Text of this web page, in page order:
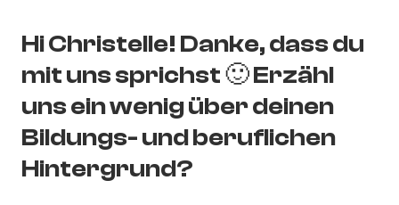
Hi Christelle! Danke, dass du
mit uns sprichst 🙂 Erzähl
uns ein wenig über deinen
Bildungs- und beruflichen
Hintergrund?